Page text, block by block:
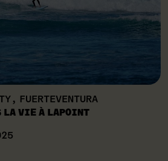
FUERTEVENTURA
LA VIE À LAPOINT